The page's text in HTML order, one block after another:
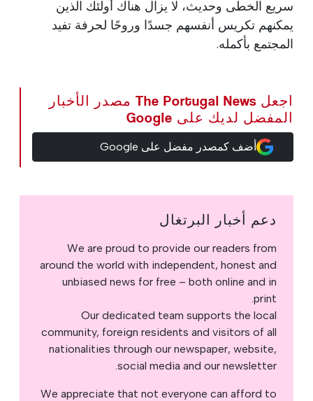
سريع الخطى وحديث، لا يزال هناك أولئك الذين
يمكنهم تكريس أنفسهم جسدًا وروحًا لحرفة تفيد
المجتمع بأكمله.
اجعل The Portugal News مصدر الأخبار
المفضل لديك على Google
أضف كمصدر مفضل على Google
دعم أخبار البرتغال
We are proud to provide our readers from
around the world with independent, honest and
unbiased news for free – both online and in
print.
Our dedicated team supports the local
community, foreign residents and visitors of all
nationalities through our newspaper, website,
social media and our newsletter.
We appreciate that not everyone can afford to